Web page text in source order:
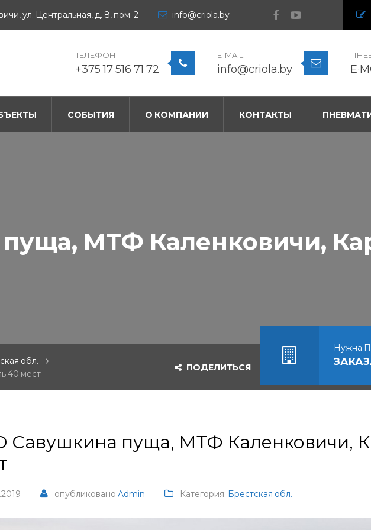
ул. Центральная, д. 8, пом. 2 info@criola.by
ТЕЛЕФОН:
+375 17 516 71 72
E-MAIL:
info@criola.by
СОБЫТИЯ О КОМПАНИИ КОНТАКТЫ
МТФ Каленковичи,
обл.
40 мест
ПОДЕЛИТЬСЯ
Нужна
Савушкина пуща, МТФ Каленковичи,
опубликовано Admin Категория: Брестская обл.